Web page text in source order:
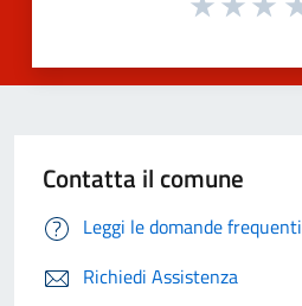
Contatta il comune
Leggi le domande frequenti
Richiedi Assistenza